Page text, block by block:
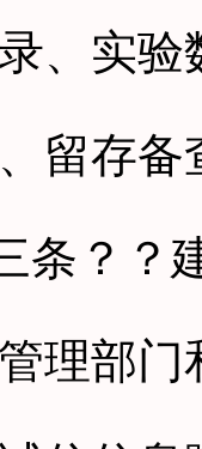
、实
留存备
条 ？？
理部门